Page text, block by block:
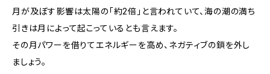
月が及ぼす影響は太陽の「約2倍」と言われていて、海の潮の満ち
引きは月によって起こっているとも言えます。
その月パワーを借りてエネルギーを高め、ネガティブの鎖を外し
ましょう。